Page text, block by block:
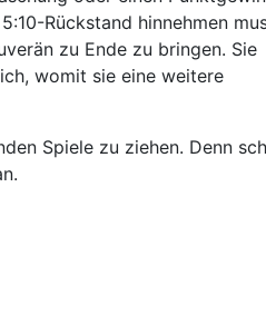
Rückstand hinnehmen
zu Ende zu bringen. Sie
womit sie eine weitere
Spiele zu ziehen. Denn